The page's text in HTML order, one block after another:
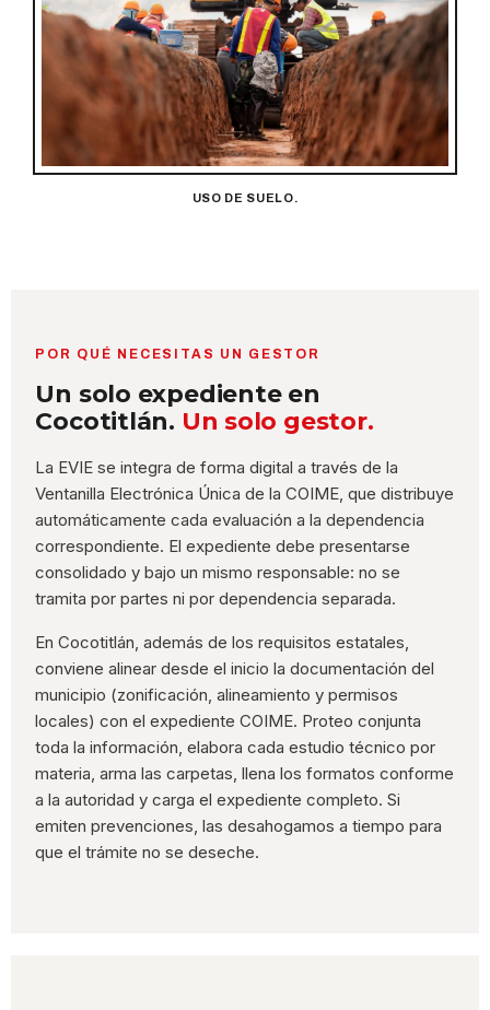
USO DE SUELO.
POR QUÉ NECESITAS UN GESTOR
Un solo expediente en
Cocotitlán. Un solo gestor.
La EVIE se integra de forma digital a través de la
Ventanilla Electrónica Única de la COIME, que distribuye
automáticamente cada evaluación a la dependencia
correspondiente. El expediente debe presentarse
consolidado y bajo un mismo responsable: no se
tramita por partes ni por dependencia separada.
En Cocotitlán, además de los requisitos estatales,
conviene alinear desde el inicio la documentación del
municipio (zonificación, alineamiento y permisos
locales) con el expediente COIME. Proteo conjunta
toda la información, elabora cada estudio técnico por
materia, arma las carpetas, llena los formatos conforme
a la autoridad y carga el expediente completo. Si
emiten prevenciones, las desahogamos a tiempo para
que el trámite no se deseche.